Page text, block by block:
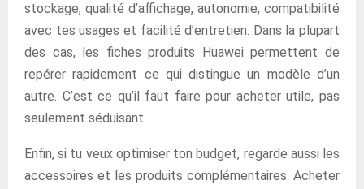
stockage, qualité d’affichage, autonomie, compatibilité
avec tes usages et facilité d’entretien. Dans la plupart
des cas, les fiches produits Huawei permettent de
repérer rapidement ce qui distingue un modèle d’un
autre. C’est ce qu’il faut faire pour acheter utile, pas
seulement séduisant.
Enfin, si tu veux optimiser ton budget, regarde aussi les
accessoires et les produits complémentaires. Acheter